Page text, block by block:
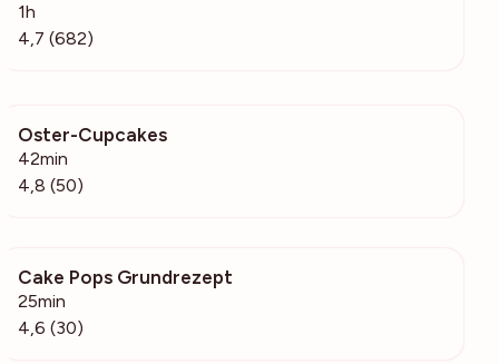
1h
4,7 (682)
Oster-Cupcakes
42min
4,8 (50)
Cake Pops Grundrezept
25min
4,6 (30)